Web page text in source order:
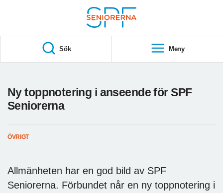
S
A
Sök Meny
Ny toppnotering i anseende för SPF
Seniorerna
ÖVRIGT
Allmänheten har en god bild av SPF
Seniorerna. Förbundet når en ny toppnotering i